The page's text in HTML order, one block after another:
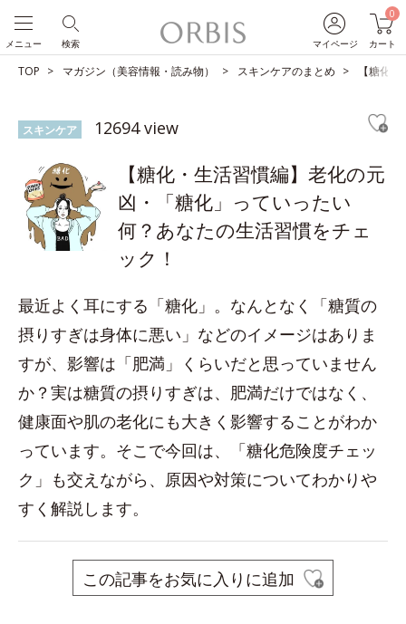
マイページ
0
カート
検索
メニュー
TOP マガジン（美容情報・読み物） スキンケアのまとめ 【糖化
スキンケア 12694 view
【糖化・生活習慣編】老化の元
凶・「糖化」っていったい
何？あなたの生活習慣をチェ
ック！
最近よく耳にする「糖化」。なんとなく「糖質の
摂りすぎは身体に悪い」などのイメージはありま
すが、影響は「肥満」くらいだと思っていません
か？実は糖質の摂りすぎは、肥満だけではなく、
健康面や肌の老化にも大きく影響することがわか
っています。そこで今回は、「糖化危険度チェッ
ク」も交えながら、原因や対策についてわかりや
すく解説します。
この記事をお気に入りに追加